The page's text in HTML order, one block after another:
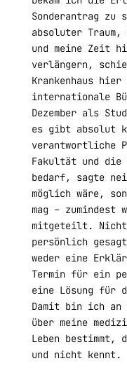
Sonderantrag zu
absoluter Traum,
und meine Zeit
verlängern,
Krankenhaus
internationale
Dezember als
es gibt absolut
verantwortliche
Fakultät und die
bedarf, sagte
möglich wäre,
mag – zumindest
mitgeteilt.
persönlich
weder eine
Termin für ein
eine Lösung für
Damit bin ich an
über meine
Leben bestimmt,
und nicht kennt.